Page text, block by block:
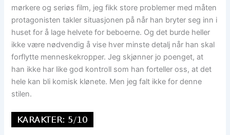
mørkere og seriøs film, jeg fikk store problemer med måten
protagonisten takler situasjonen på når han bryter seg inn i
huset for å lage helvete for beboerne. Og det burde heller
ikke være nødvendig å vise hver minste detalj når han skal
forflytte menneskekropper. Jeg skjønner jo poenget, at
han ikke har like god kontroll som han forteller oss, at det
hele kan bli komisk klønete. Men jeg falt ikke for denne
stilen.